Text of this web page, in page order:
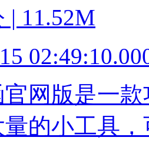
| 11.52M
网版是一
的小工具